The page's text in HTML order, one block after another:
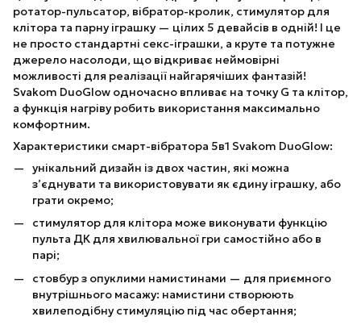
ротатор-пульсатор, вібратор-кролик, стимулятор для
клітора та парну іграшку — цілих 5 девайсів в одній! І це
не просто стандартні секс-іграшки, а круте та потужне
джерело насолоди, що відкриває неймовірні
можливості для реалізації найгарячіших фантазій!
Svakom DuoGlow одночасно впливає на точку G та клітор,
а функція нагріву робить використання максимально
комфортним.
Характеристики смарт-вібратора 5в1 Svakom DuoGlow:
унікальний дизайн із двох частин, які можна
з’єднувати та використовувати як єдину іграшку, або
грати окремо;
стимулятор для клітора може виконувати функцію
пульта ДК для хвилювальної гри самостійно або в
парі;
стовбур з опуклими намистинами — для приємного
внутрішнього масажу: намистини створюють
хвилеподібну стимуляцію під час обертання;